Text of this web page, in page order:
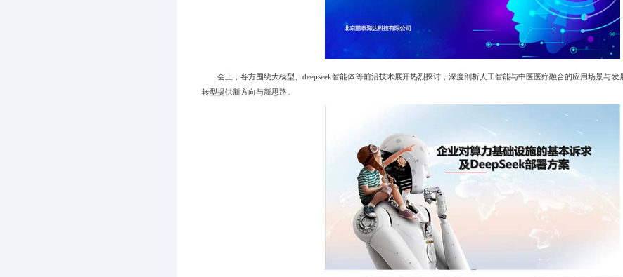
会上，各方围绕大模型、deepseek智能体等前沿技术展开热烈探讨，深度剖析人工智能与中医医疗融合的应用场景与发
转型提供新方向与新思路。